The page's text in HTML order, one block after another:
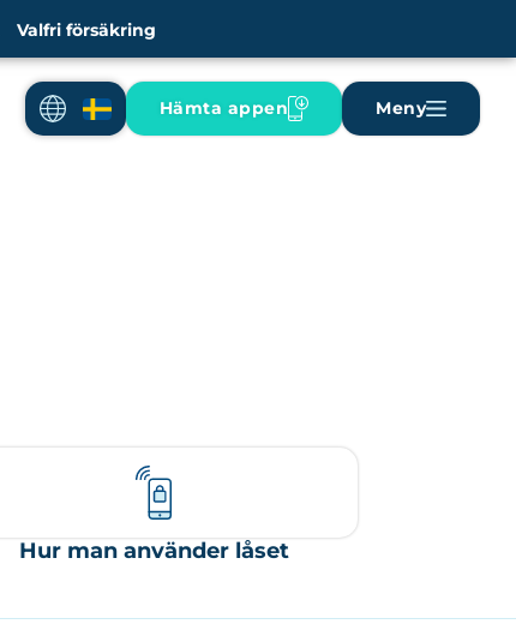
Valfri försäkring
Hämta appen Meny
Hur man använder låset